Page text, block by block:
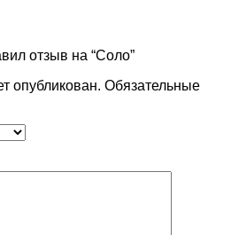
отзыв на “Соло”
опубликован. Обязательные